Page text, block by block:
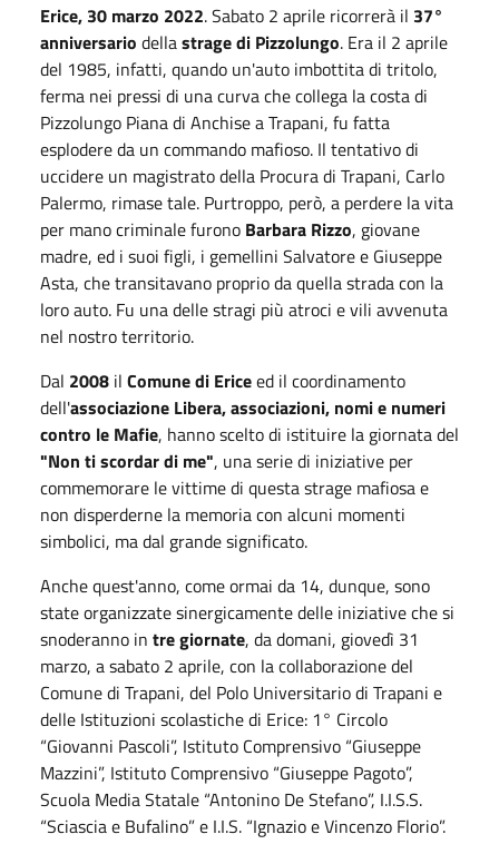
Erice, 30 marzo 2022. Sabato 2 aprile ricorrerà il 37°
anniversario dellastrage di Pizzolungo. Era il 2 aprile
del 1985, infatti, quando un'auto imbottita di tritolo,
ferma nei pressi di una curva che collega la costa di
Pizzolungo Piana di Anchise a Trapani, fu fatta
esplodere da un commando mafioso. Il tentativo di
uccidere un magistrato della Procura di Trapani, Carlo
Palermo, rimase tale. Purtroppo, però, a perdere la vita
per mano criminale furono Barbara Rizzo, giovane
madre, ed i suoi figli, i gemellini Salvatore e Giuseppe
Asta, che transitavano proprio da quella strada con la
loro auto. Fu una delle stragi più atroci e vili avvenuta
nel nostro territorio.
Dal 2008 il Comune di Ericeed il coordinamento
dell'associazione Libera, associazioni, nomi e numeri
contro le Mafie, hanno scelto di istituire la giornata del
"Non ti scordar di me", una serie di iniziative per
commemorare le vittime di questa strage mafiosa e
non disperderne la memoria con alcuni momenti
simbolici, ma dal grande significato.
Anche quest'anno, come ormai da 14, dunque, sono
state organizzate sinergicamente delle iniziative che si
snoderanno in tre giornate, da domani, giovedì 31
marzo, a sabato 2 aprile, con la collaborazione del
Comune di Trapani, del Polo Universitario di Trapani e
delle Istituzioni scolastiche di Erice: 1° Circolo
“Giovanni Pascoli”, Istituto Comprensivo “Giuseppe
Mazzini”, Istituto Comprensivo “Giuseppe Pagoto”,
Scuola Media Statale “Antonino De Stefano”, I.I.S.S.
“Sciascia e Bufalino” e I.I.S. “Ignazio e Vincenzo Florio”.